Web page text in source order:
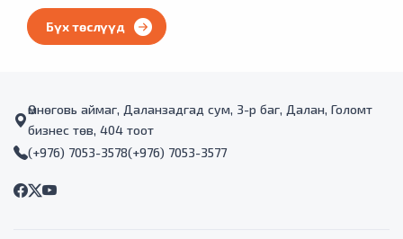
хамгийн нарийн нь төв хэсэгтээ 800 метр байдаг.
Бүх төслүүд
Өмнөговь аймаг, Даланзадгад сум, 3-р баг, Далан, Голомт
бизнес төв, 404 тоот
(+976) 7053-3578(+976) 7053-3577